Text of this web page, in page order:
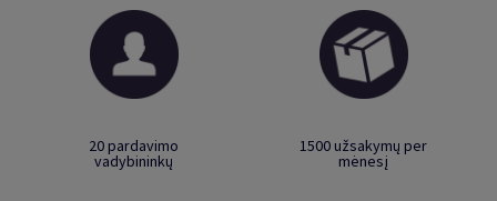
20 pardavimo
vadybininkų
1500 užsakymų per
mėnesį